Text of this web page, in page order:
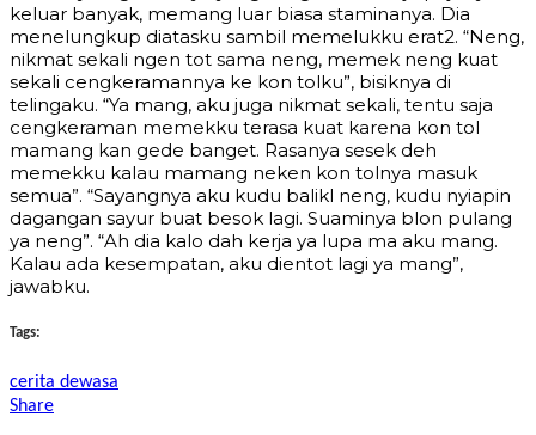
keluar banyak, memang luar biasa staminanya. Dia
menelungkup diatasku sambil memelukku erat2. “Neng,
nikmat sekali ngen tot sama neng, memek neng kuat
sekali cengkeramannya ke kon tolku”, bisiknya di
telingaku. “Ya mang, aku juga nikmat sekali, tentu saja
cengkeraman memekku terasa kuat karena kon tol
mamang kan gede banget. Rasanya sesek deh
memekku kalau mamang neken kon tolnya masuk
semua”. “Sayangnya aku kudu balikl neng, kudu nyiapin
dagangan sayur buat besok lagi. Suaminya blon pulang
ya neng”. “Ah dia kalo dah kerja ya lupa ma aku mang.
Kalau ada kesempatan, aku dientot lagi ya mang”,
jawabku.
Tags:
cerita dewasa
Share